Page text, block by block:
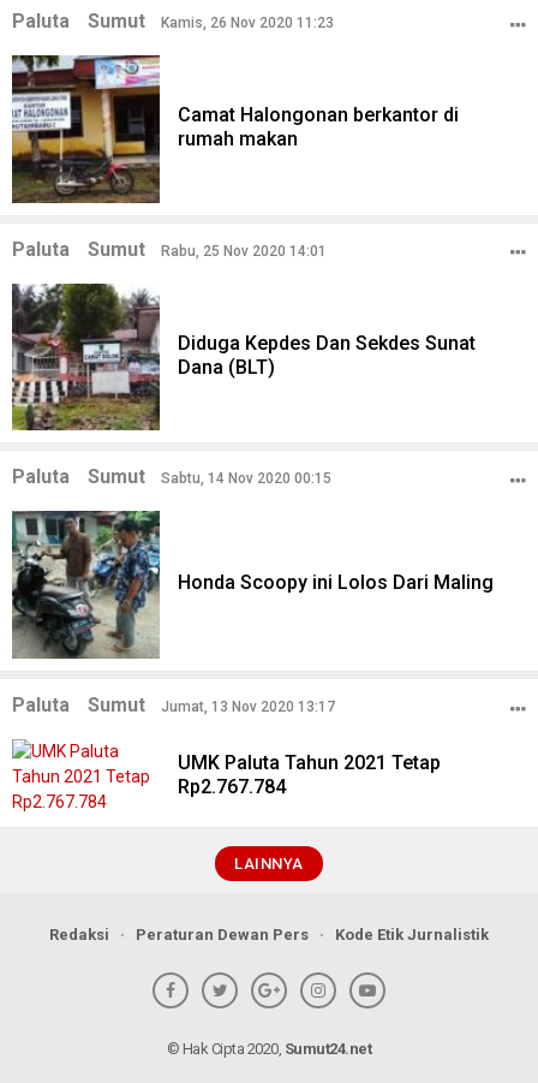
Paluta Sumut Kamis, 26 Nov 2020 11:23
Camat Halongonan berkantor di
rumah makan
Paluta Sumut Rabu, 25 Nov 2020 14:01
Diduga Kepdes Dan Sekdes Sunat
Dana (BLT)
Paluta Sumut Sabtu, 14 Nov 2020 00:15
Honda Scoopy ini Lolos Dari Maling
Paluta Sumut Jumat, 13 Nov 2020 13:17
UMK Paluta Tahun 2021 Tetap
Rp2.767.784
LAINNYA
Redaksi Peraturan Dewan Pers Kode Etik Jurnalistik
© Hak Cipta 2020, Sumut24.net